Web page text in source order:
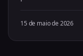
15 de maio de 2026